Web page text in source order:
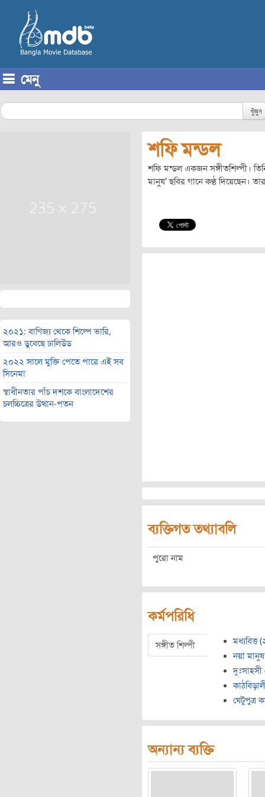
মেনু
খুঁজুন
২০২১: বাণিজ্য থেকে শিল্পে ভারি,
আরও ডুবেছে ঢালিউড
২০২২ সালে মুক্তি পেতে পারে এই সব
সিনেমা
স্বাধীনতার পাঁচ দশকে বাংলাদেশের
চলচ্চিত্রের উত্থান-পতন
শফি মন্ডল
শফি মন্ডল একজন সঙ্গীতশিল্পী। তিনি
মানুষ’ ছবির গানে কণ্ঠ দিয়েছেন।
ব্যক্তিগত তথ্যাবলি
পুরো নাম
কর্মপরিধি
সঙ্গীত শিল্পী মধ্যবিত্ত(
নয়া মানুষ
ঘেটুপুত্র
অন্যান্য ব্যক্তি